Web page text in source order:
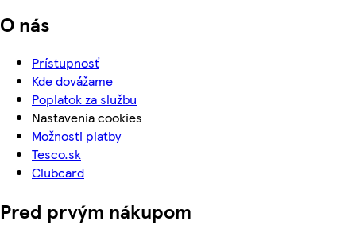
O nás
Prístupnosť
Kde dovážame
Poplatok za službu
Nastavenia cookies
Možnosti platby
Tesco.sk
Clubcard
Pred prvým nákupom